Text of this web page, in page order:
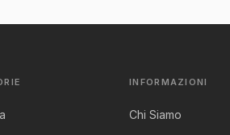
INFORMAZIONI
Chi Siamo